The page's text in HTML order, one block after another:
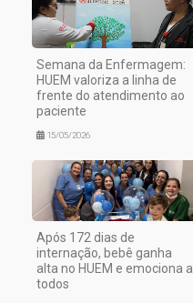
Semana da Enfermagem:
HUEM valoriza a linha de
frente do atendimento ao
paciente
15/05/2026
Após 172 dias de
internação, bebê ganha
alta no HUEM e emociona a
todos